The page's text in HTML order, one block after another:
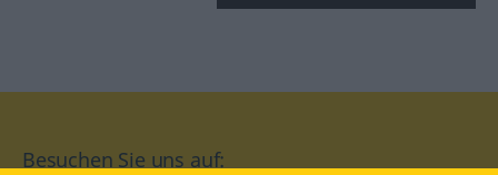
Besuchen Sie uns auf: